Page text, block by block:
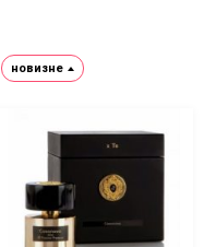
новизне